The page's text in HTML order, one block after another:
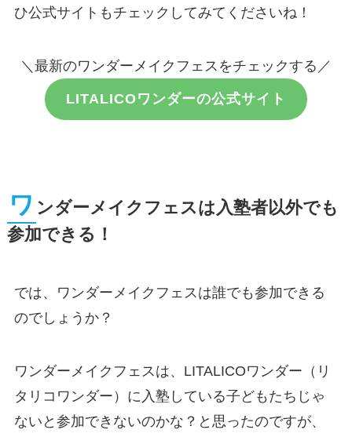
ひ公式サイトもチェックしてみてくださいね！
＼最新のワンダーメイクフェスをチェックする／
LITALICOワンダーの公式サイト
ワ ンダーメイクフェスは入塾者以外でも
参加できる！
では、ワンダーメイクフェスは誰でも参加できる
のでしょうか？
ワンダーメイクフェスは、LITALICOワンダー（リ
タリコワンダー）に入塾している子どもたちじゃ
ないと参加できないのかな？と思ったのですが、